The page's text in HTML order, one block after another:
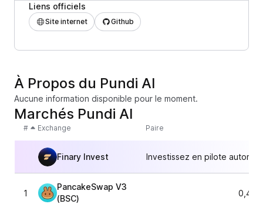
Liens officiels
Site internet Github
À Propos du Pundi AI
Aucune information disponible pour le moment.
Marchés Pundi AI
# Exchange Paire
Finary Invest Investissez en pilote
1
PancakeSwap V3
(BSC)